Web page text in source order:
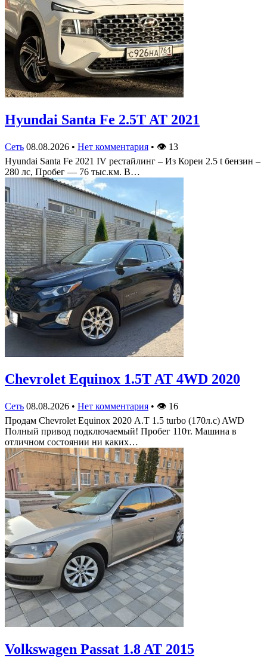
Hyundai Santa Fe 2.5T AT 2021
Сеть 08.08.2026 • Нет комментария • 👁 13
Hyundai Santa Fe 2021 IV рестайлинг – Из Кореи 2.5 t бензин –
280 лс, Пробег — 76 тыс.км. В…
Chevrolet Equinox 1.5T AT 4WD 2020
Сеть 08.08.2026 • Нет комментария • 👁 16
Продам Chevrolet Equinox 2020 А.Т 1.5 turbo (170л.с) AWD
Полный привод подключаемый! Пробег 110т. Машина в
отличном состоянии ни каких…
Volkswagen Passat 1.8 AT 2015